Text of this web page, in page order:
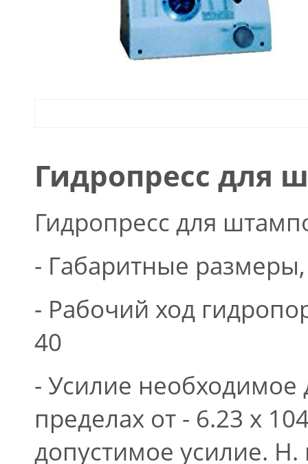
Гидропресс для
Гидропресс для
- Габаритные
- Рабочий ход
40
- Усилие необходимое
пределах от - 6.23 х
допустимое усилие. Н.